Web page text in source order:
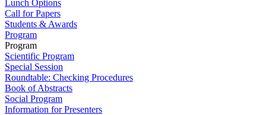
Lunch Options
Call for Papers
Students & Awards
Program
Program
Scientific Program
Special Session
Roundtable: Checking Procedures
Book of Abstracts
Social Program
Information for Presenters